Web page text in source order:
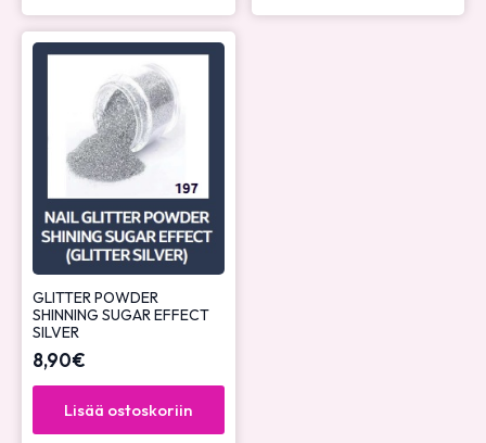
GLITTER POWDER
SHINNING SUGAR EFFECT
SILVER
8,90€
Lisää ostoskoriin